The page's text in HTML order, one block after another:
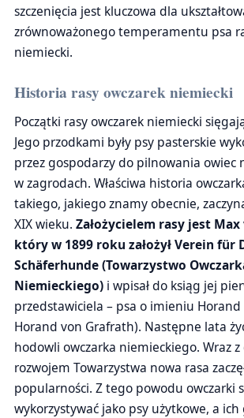
szczenięcia jest kluczowa dla
zrównoważonego temperamentu psa
niemiecki.
Historia rasy owczarek niemiecki
Początki rasy owczarek niemiecki
Jego przodkami były psy pasterskie
przez gospodarzy do pilnowania owiec
w zagrodach. Właściwa historia
takiego, jakiego znamy obecnie,
XIX wieku. Założycielem rasy jest
który w 1899 roku założył Verein für
Schäferhunde (Towarzystwo
Niemieckiego) i wpisał do ksiąg jej
przedstawiciela – psa o imieniu
Horand von Grafrath). Następne lata
hodowli owczarka niemieckiego. Wraz
rozwojem Towarzystwa nowa rasa
popularności. Z tego powodu owczarki
wykorzystywać jako psy użytkowe, a ich